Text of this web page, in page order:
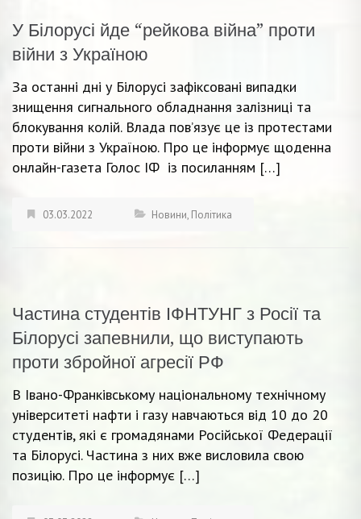
У Білорусі йде “рейкова війна” проти
війни з Україною
За останні дні у Білорусі зафіксовані випадки
знищення сигнального обладнання залізниці та
блокування колій. Влада пов’язує це із протестами
проти війни з Україною. Про це інформує щоденна
онлайн-газета Голос ІФ із посиланням […]
03.03.2022 Новини, Політика
Частина студентів ІФНТУНГ з Росії та
Білорусі запевнили, що виступають
проти збройної агресії РФ
В Івано-Франківському національному технічному
університеті нафти і газу навчаються від 10 до 20
студентів, які є громадянами Російської Федерації
та Білорусі. Частина з них вже висловила свою
позицію. Про це інформує […]